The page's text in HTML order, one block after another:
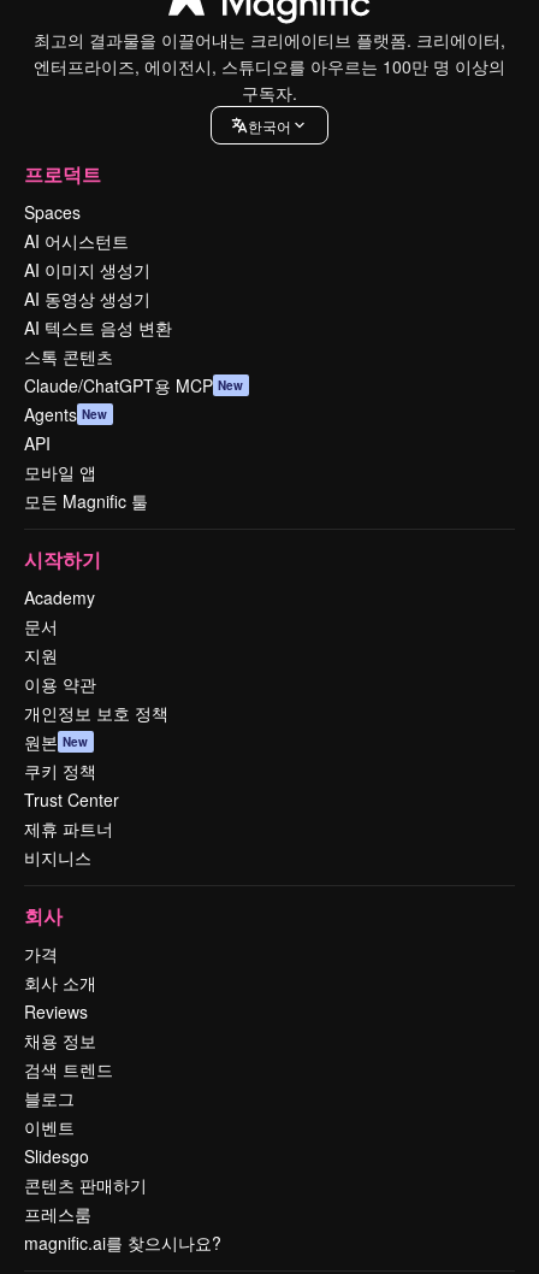
최고의 결과물을 이끌어내는 크리에이티브 플랫폼. 크리에이터,
엔터프라이즈, 에이전시, 스튜디오를 아우르는 100만 명 이상의
구독자.
한국어
프로덕트
Spaces
AI 어시스턴트
AI 이미지 생성기
AI 동영상 생성기
AI 텍스트 음성 변환
스톡 콘텐츠
Claude/ChatGPT용 MCP New
Agents New
API
모바일 앱
모든 Magnific 툴
시작하기
Academy
문서
지원
이용 약관
개인정보 보호 정책
원본 New
쿠키 정책
Trust Center
제휴 파트너
비지니스
회사
가격
회사 소개
Reviews
채용 정보
검색 트렌드
블로그
이벤트
Slidesgo
콘텐츠 판매하기
프레스룸
magnific.ai를 찾으시나요?